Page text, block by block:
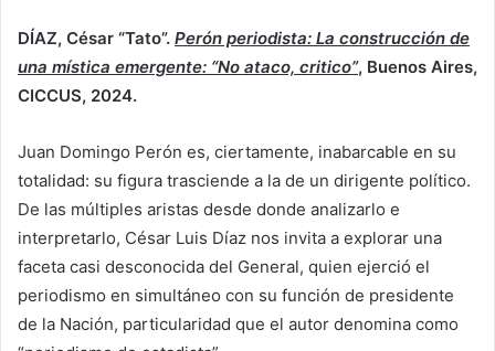
DÍAZ, César “Tato”. Perón periodista: La construcción de
una mística emergente: “No ataco, critico”, Buenos Aires,
CICCUS, 2024.
Juan Domingo Perón es, ciertamente, inabarcable en su
totalidad: su figura trasciende a la de un dirigente político.
De las múltiples aristas desde donde analizarlo e
interpretarlo, César Luis Díaz nos invita a explorar una
faceta casi desconocida del General, quien ejerció el
periodismo en simultáneo con su función de presidente
de la Nación, particularidad que el autor denomina como